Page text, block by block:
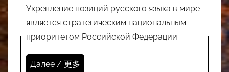
Укрепление позиций русского языка в мире
является стратегическим национальным
приоритетом Российской Федерации.
Далее / 更多